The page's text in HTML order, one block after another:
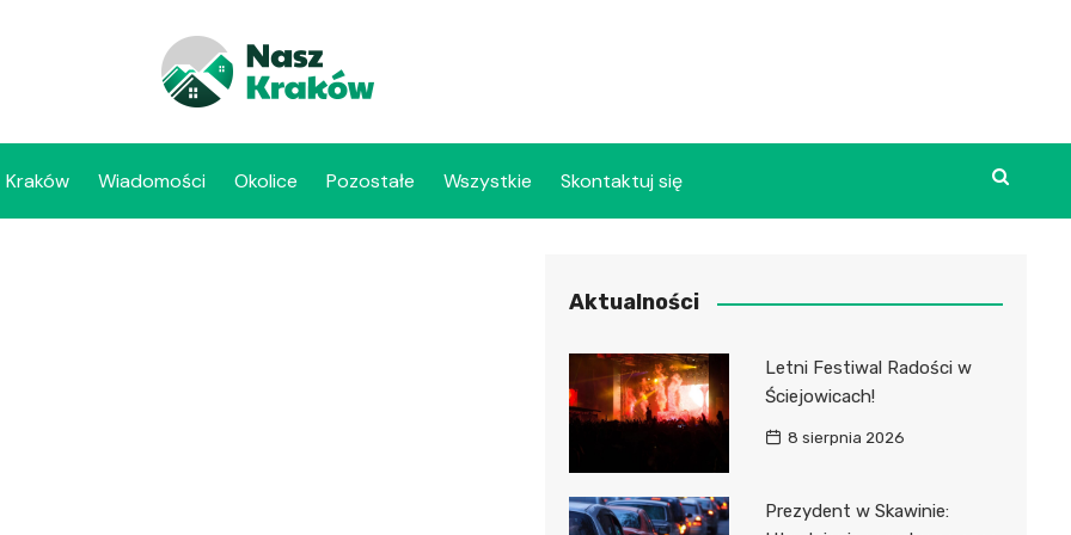
Kraków Wiadomości Okolice Pozostałe Wszystkie Skontaktuj się
Aktualności
Letni Festiwal Radości w
Ściejowicach!
8 sierpnia 2026
Prezydent w Skawinie: